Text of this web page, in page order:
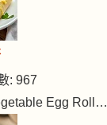
: 967
Egg Roll…